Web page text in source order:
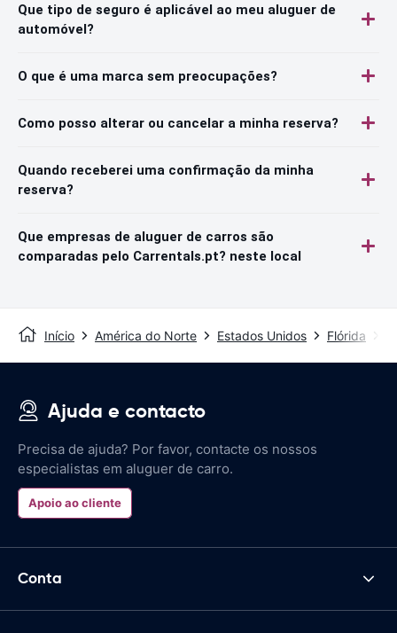
Que tipo de seguro é aplicável ao meu aluguer de
automóvel?
O que é uma marca sem preocupações?
Como posso alterar ou cancelar a minha reserva?
Quando receberei uma confirmação da minha
reserva?
Que empresas de aluguer de carros são
comparadas pelo Carrentals.pt? neste local
Início América do Norte Estados Unidos Flórida
Ajuda e contacto
Precisa de ajuda? Por favor, contacte os nossos
especialistas em aluguer de carro.
Apoio ao cliente
Conta